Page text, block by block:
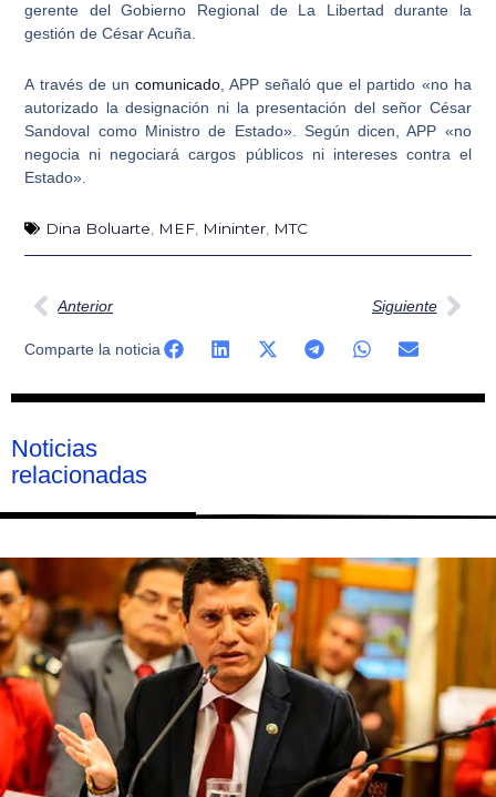
gerente del Gobierno Regional de La Libertad durante la
gestión de César Acuña.
A través de un comunicado, APP señaló que el partido «no ha
autorizado la designación ni la presentación del señor César
Sandoval como Ministro de Estado». Según dicen, APP «no
negocia ni negociará cargos públicos ni intereses contra el
Estado».
Dina Boluarte, MEF, Mininter, MTC
Ant
Anterior Siguiente
Comparte la noticia
Noticias
relacionadas
Página
Página
Página
Página
Página